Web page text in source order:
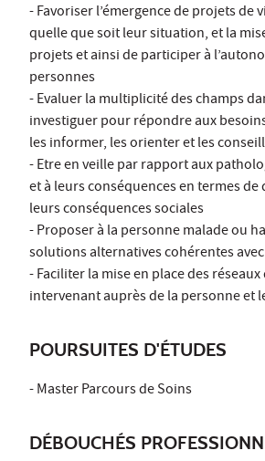
- Favoriser l’émergence de projets de
quelle que soit leur situation, et la
projets et ainsi de participer à
personnes
- Evaluer la multiplicité des champs
investiguer pour répondre aux
les informer, les orienter et les
- Etre en veille par rapport aux
et à leurs conséquences en termes
leurs conséquences sociales
- Proposer à la personne malade ou
solutions alternatives cohérentes
- Faciliter la mise en place des
intervenant auprès de la personne et
POURSUITES D'ÉTUDES
- Master Parcours de Soins
DÉBOUCHÉS